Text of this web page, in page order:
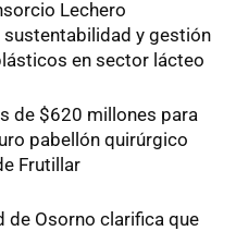
Lechero
sustentabilidad y gestión
en sector lácteo
de $620 millones para
pabellón quirúrgico
Frutillar
de Osorno clarifica que